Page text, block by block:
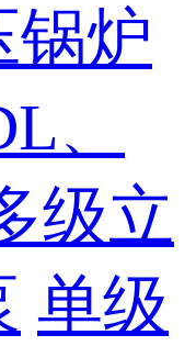
锅炉
、
级立
单级